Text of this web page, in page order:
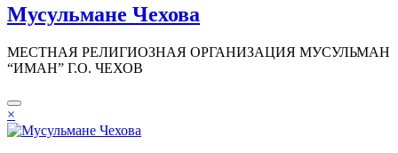
Мусульмане Чехова
МЕСТНАЯ РЕЛИГИОЗНАЯ ОРГАНИЗАЦИЯ МУСУЛЬМАН
“ИМАН” Г.О. ЧЕХОВ
×